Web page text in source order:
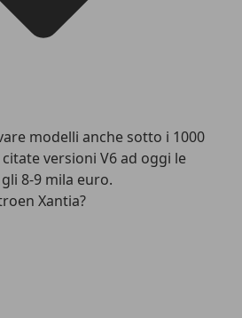
modelli anche sotto i 1000
versioni V6 ad oggi le
8-9 mila euro.
Xantia?